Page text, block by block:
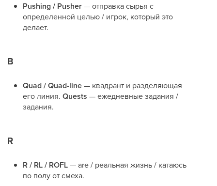
Pushing / Pusher— отправка сырья с
определенной целью / игрок, который это
делает.
В
Quad / Quad-line— квадрант и разделяющая
его линия. Quests — ежедневные задания /
задания.
R
R / RL / ROFL— are / реальная жизнь / катаюсь
по полу от смеха.